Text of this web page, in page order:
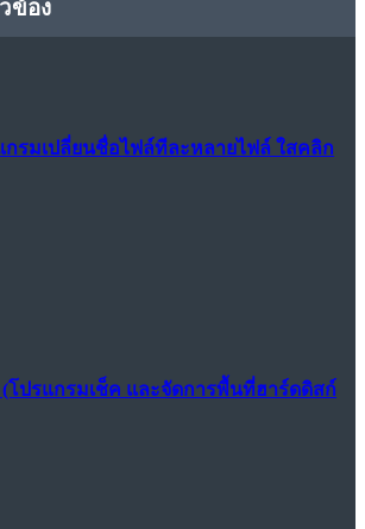
ข้อง
กรมเปลี่ยนชื่อไฟล์ทีละหลายไฟล์ ใสคลิก
(โปรแกรมเช็ค และจัดการพื้นที่ฮาร์ดดิสก์